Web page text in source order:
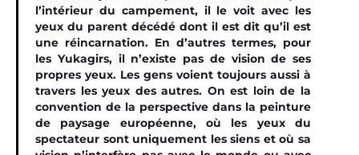
l’intérieur du campement, il le voit avec les
yeux du parent décédé dont il est dit qu’il est
une réincarnation. En d’autres termes, pour
les Yukagirs, il n’existe pas de vision de ses
propres yeux. Les gens voient toujours aussi à
travers les yeux des autres. On est loin de la
convention de la perspective dans la peinture
de paysage européenne, où les yeux du
spectateur sont uniquement les siens et où sa